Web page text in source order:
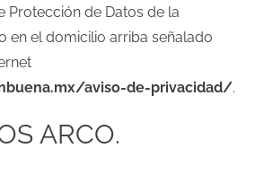
Protección de Datos de la
en el domicilio arriba señalado
aviso-de-privacidad/.
ARCO.